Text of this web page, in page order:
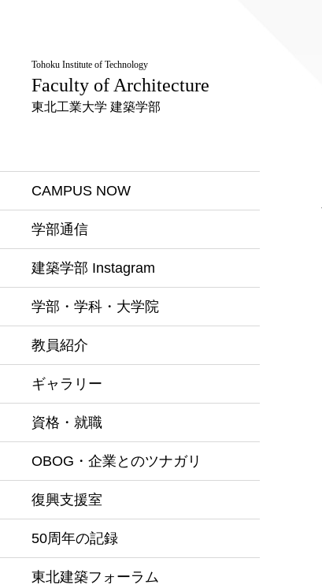
Tohoku Institute of Technology
Faculty of Architecture
東北工業大学 建築学部
CAMPUS NOW
学部通信
建築学部 Instagram
学部・学科・大学院
教員紹介
ギャラリー
資格・就職
OBOG・企業とのツナガリ
復興支援室
50周年の記録
東北建築フォーラム